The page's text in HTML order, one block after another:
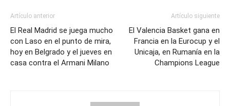
Artículo anterior
El Real Madrid se juega mucho
con Laso en el punto de mira,
hoy en Belgrado y el jueves en
casa contra el Armani Milano
Artículo siguiente
El Valencia Basket gana en
Francia en la Eurocup y el
Unicaja, en Rumanía en la
Champions League